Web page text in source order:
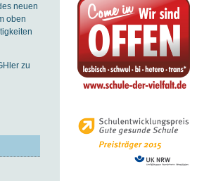
neuen
oben
zu